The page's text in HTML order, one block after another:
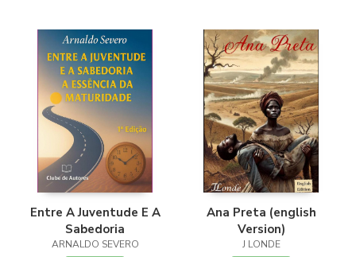
Entre A Juventude E A
Sabedoria
ARNALDO SEVERO
Ana Preta (english
Version)
J LONDE